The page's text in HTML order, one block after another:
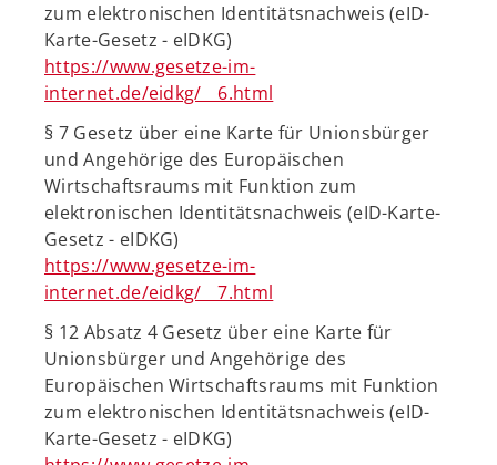
zum elektronischen Identitätsnachweis (eID-
Karte-Gesetz - eIDKG)
https://www.gesetze-im-
internet.de/eidkg/__6.html
§ 7 Gesetz über eine Karte für Unionsbürger
und Angehörige des Europäischen
Wirtschaftsraums mit Funktion zum
elektronischen Identitätsnachweis (eID-Karte-
Gesetz - eIDKG)
https://www.gesetze-im-
internet.de/eidkg/__7.html
§ 12 Absatz 4 Gesetz über eine Karte für
Unionsbürger und Angehörige des
Europäischen Wirtschaftsraums mit Funktion
zum elektronischen Identitätsnachweis (eID-
Karte-Gesetz - eIDKG)